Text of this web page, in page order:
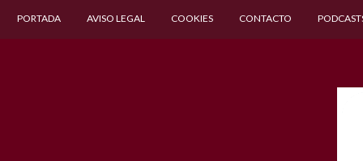
PORTADA AVISO LEGAL COOKIES CONTACTO